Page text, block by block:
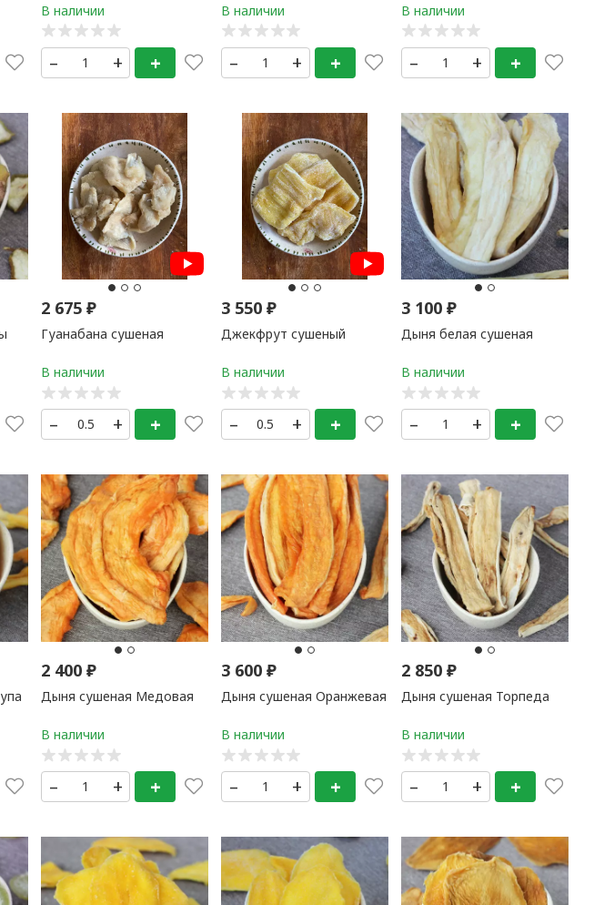
– + + – + + – + +
2 675₽
Гуанабана сушеная
– + +
3 550 ₽
Джекфрут сушеный
– + +
3 100 ₽
Дыня белая сушеная
– + +
2 400₽
Дыня сушеная Медовая
– + +
3 600 ₽
Дыня сушеная Оранжевая
– + +
2 850 ₽
Дыня сушеная Торпеда
– + +